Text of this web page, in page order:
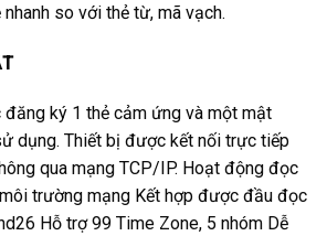
so với thẻ từ, mã vạch.
đăng ký 1 thẻ cảm ứng và một mật
dụng. Thiết bị được kết nối trực tiếp
qua mạng TCP/IP. Hoạt động đọc
trường mạng Kết hợp được đầu đọc
Hỗ trợ 99 Time Zone, 5 nhóm Dễ